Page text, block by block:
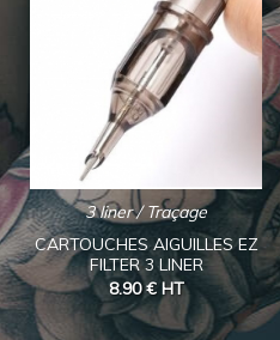
3 liner / Traçage
CARTOUCHES AIGUILLES EZ
FILTER 3 LINER
8.90 € HT